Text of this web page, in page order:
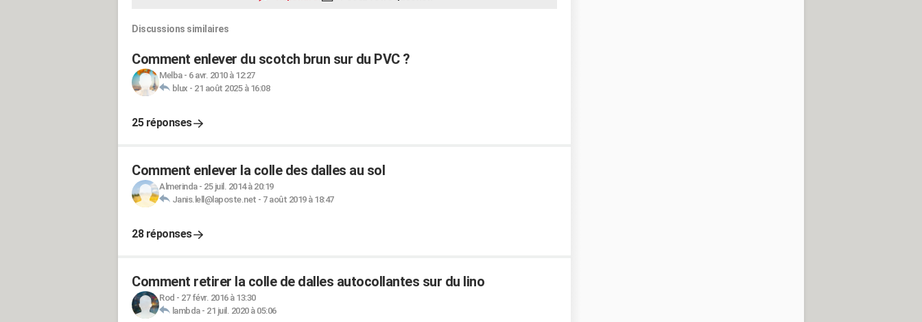
Discussions similaires
Comment enlever du scotch brun sur du PVC ?
Melba- 6 avr. 2010 à 12:27
blux - 21 août 2025 à 16:08
25 réponses
Comment enlever la colle des dalles au sol
Almerinda- 25 juil. 2014 à 20:19
Janis.lell@laposte.net - 7 août 2019 à 18:47
28 réponses
Comment retirer la colle de dalles autocollantes sur du lino
Rod - 27 févr. 2016 à 13:30
lambda- 21 juil. 2020 à 05:06